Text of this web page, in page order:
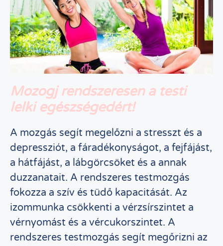
Mozogj rendszeresen a testi
lelki egészségedért!
A mozgás segít megelőzni a stresszt és a
depressziót, a fáradékonyságot, a fejfájást,
a hátfájást, a lábgörcsöket és a annak
duzzanatait. A rendszeres testmozgás
fokozza a szív és tüdő kapacitását. Az
izommunka csökkenti a vérzsírszintet a
vérnyomást és a vércukorszintet. A
rendszeres testmozgás segít megőrizni az